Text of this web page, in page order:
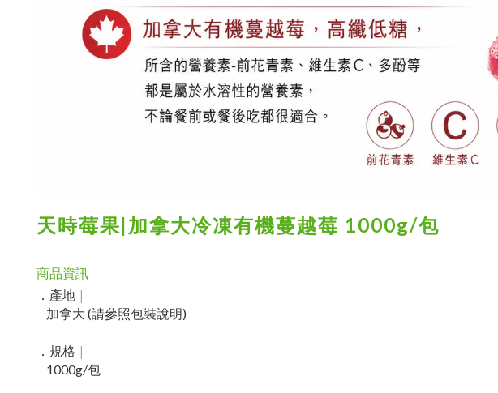
天時莓果|加拿大冷凍有機蔓越莓 1000g/包
商品資訊
． 產地 |
加拿大 (請參照包裝說明)
． 規格 |
1000g/包